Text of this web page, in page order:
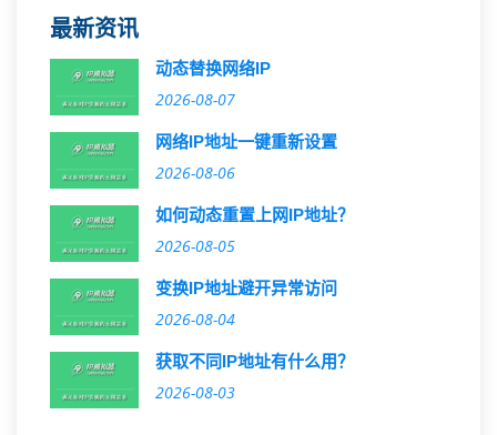
最新资讯
动态替换网络IP
2026-08-07
网络IP地址一键重新设置
2026-08-06
如何动态重置上网IP地址？
2026-08-05
变换IP地址避开异常访问
2026-08-04
获取不同IP地址有什么用？
2026-08-03